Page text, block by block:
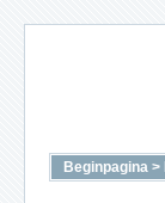
Beginpagina >